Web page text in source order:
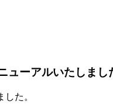
ューアルいたしまし
た。